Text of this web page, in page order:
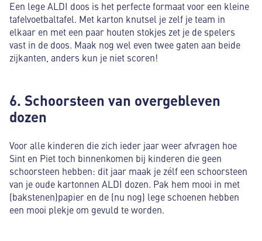
Een lege ALDI doos is het perfecte formaat voor een kleine
tafelvoetbaltafel. Met karton knutsel je zelf je team in
elkaar en met een paar houten stokjes zet je de spelers
vast in de doos. Maak nog wel even twee gaten aan beide
zijkanten, anders kun je niet scoren!
6. Schoorsteen van overgebleven
dozen
Voor alle kinderen die zich ieder jaar weer afvragen hoe
Sint en Piet toch binnenkomen bij kinderen die geen
schoorsteen hebben: dit jaar maak je zélf een schoorsteen
van je oude kartonnen ALDI dozen. Pak hem mooi in met
(bakstenen)papier en de (nu nog) lege schoenen hebben
een mooi plekje om gevuld te worden.